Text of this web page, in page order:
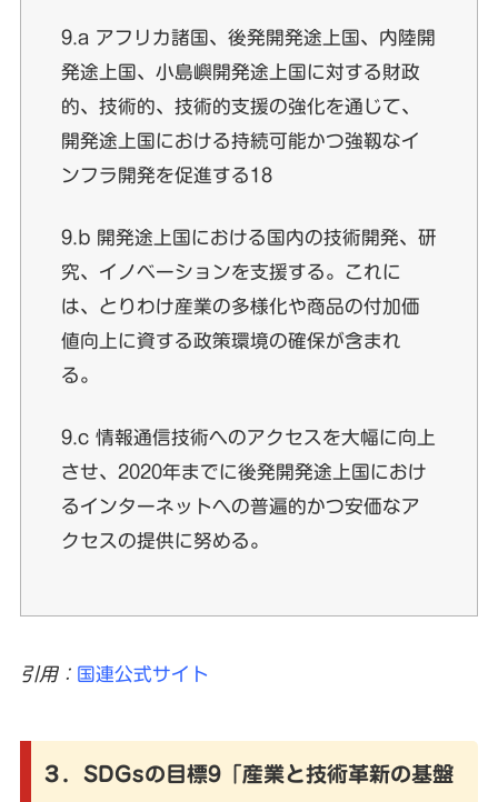
9.a アフリカ諸国、後発開発途上国、内陸開
発途上国、小島嶼開発途上国に対する財政
的、技術的、技術的支援の強化を通じて、
開発途上国における持続可能かつ強靱なイ
ンフラ開発を促進する18
9.b 開発途上国における国内の技術開発、研
究、イノベーションを支援する。これに
は、とりわけ産業の多様化や商品の付加価
値向上に資する政策環境の確保が含まれ
る。
9.c 情報通信技術へのアクセスを大幅に向上
させ、2020年までに後発開発途上国におけ
るインターネットへの普遍的かつ安価なア
クセスの提供に努める。
引用： 国連公式サイト
３．SDGsの目標9「産業と技術革新の基盤